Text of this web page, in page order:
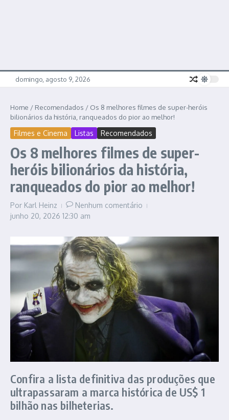
domingo, agosto 9, 2026
Home / Recomendados / Os 8 melhores filmes de super-heróis
bilionários da história, ranqueados do pior ao melhor!
Filmes e Cinema Listas Recomendados
Os 8 melhores filmes de super-
heróis bilionários da história,
ranqueados do pior ao melhor!
Por Karl Heinz
Nenhum comentário
junho 20, 2026 12:30 am
Confira a lista definitiva das produções que
ultrapassaram a marca histórica de US$ 1
bilhão nas bilheterias.